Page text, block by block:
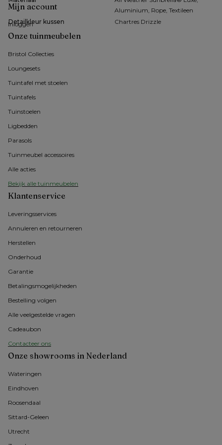
Aluminium, Rope, Textileen
Detailkleur kussen
Chartres Drizzle
Onze tuinmeubelen
Bristol Collecties
Loungesets
Tuintafel met stoelen
Tuintafels
Tuinstoelen
Ligbedden
Parasols
Tuinmeubel accessoires
Alle acties
Bekijk alle tuinmeubelen
Klantenservice
Leveringsservices
Annuleren en retourneren
Herstellen
Onderhoud
Garantie
Betalingsmogelijkheden
Bestelling volgen
Alle veelgestelde vragen
Cadeaubon
Contacteer ons
Onze showrooms in Nederland
Wateringen
Eindhoven
Roosendaal
Sittard-Geleen
Utrecht
Mijn account
Inloggen